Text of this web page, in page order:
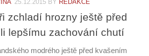
25.12.2015 BY REDAKCE
zchladí hrozny ještě před
lepšímu zachování chutí
modrého ještě před kvašením